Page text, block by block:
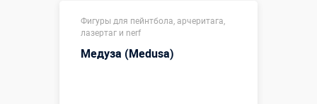
Больше деталей →
Фигуры для пейнтбола, арчеритага,
лазертаг и nerf
Медуза (Medusa)